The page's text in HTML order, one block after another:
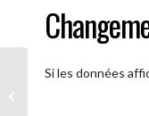
Si les données